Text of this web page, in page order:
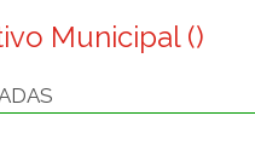
Municipal ()